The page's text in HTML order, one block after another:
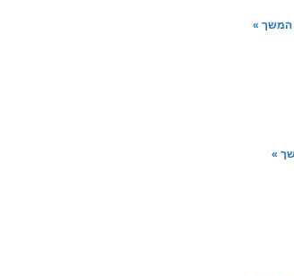
המשך »
»